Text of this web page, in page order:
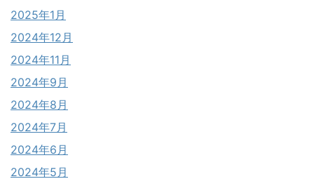
2025年1月
2024年12月
2024年11月
2024年9月
2024年8月
2024年7月
2024年6月
2024年5月